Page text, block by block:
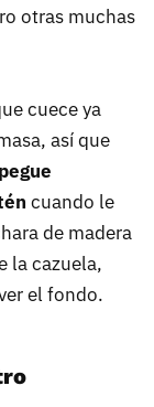
otras muchas
cuece ya
así que
cuando le
de madera
la cazuela,
el fondo.